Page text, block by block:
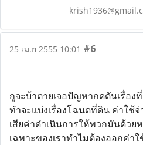
25 เม.ย 2555 10:01 #6
กูจะบ้าตายเจอปัญหากดดันเรื่อง
ทำจะแบ่งเรื่องโฉนดที่ดิน ค่าใช้
เสียค่าดำเนินการให้พวกมันด้วยห
เฉพาะของเราทำไมต้องออกค่า